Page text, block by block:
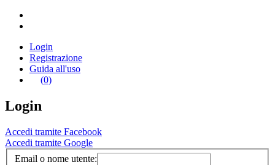
Login
Registrazione
Guida all'uso
(0)
Login
Accedi tramite Facebook
Accedi tramite Google
Email o nome utente: